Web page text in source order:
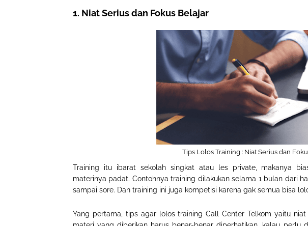
1. Niat Serius dan Fokus Belajar
Tips Lolos Training : Niat Serius dan
Training itu ibarat sekolah singkat atau les private, makanya
materinya padat. Contohnya training dilakukan selama 1 bulan dari
sampai sore. Dan training ini juga kompetisi karena gak semua bisa
Yang pertama, tips agar lolos training Call Center Telkom yaitu